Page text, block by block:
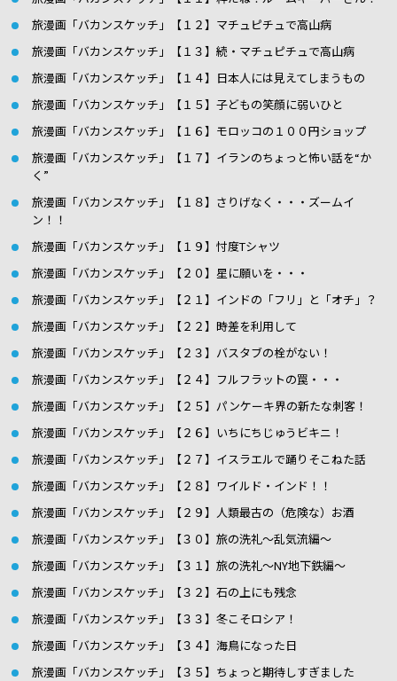
旅漫画「バカンスケッチ」【１２】マチュピチュで高山病
旅漫画「バカンスケッチ」【１３】続・マチュピチュで高山病
旅漫画「バカンスケッチ」【１４】日本人には見えてしまうもの
旅漫画「バカンスケッチ」【１５】子どもの笑顔に弱いひと
旅漫画「バカンスケッチ」【１６】モロッコの１００円ショップ
旅漫画「バカンスケッチ」【１７】イランのちょっと怖い話を“か
く”
旅漫画「バカンスケッチ」【１８】さりげなく・・・ズームイ
ン！！
旅漫画「バカンスケッチ」【１９】忖度Tシャツ
旅漫画「バカンスケッチ」【２０】星に願いを・・・
旅漫画「バカンスケッチ」【２１】インドの「フリ」と「オチ」？
旅漫画「バカンスケッチ」【２２】時差を利用して
旅漫画「バカンスケッチ」【２３】バスタブの栓がない！
旅漫画「バカンスケッチ」【２４】フルフラットの罠・・・
旅漫画「バカンスケッチ」【２５】パンケーキ界の新たな刺客！
旅漫画「バカンスケッチ」【２６】いちにちじゅうビキニ！
旅漫画「バカンスケッチ」【２７】イスラエルで踊りそこねた話
旅漫画「バカンスケッチ」【２８】ワイルド・インド！！
旅漫画「バカンスケッチ」【２９】人類最古の（危険な）お酒
旅漫画「バカンスケッチ」【３０】旅の洗礼〜乱気流編〜
旅漫画「バカンスケッチ」【３１】旅の洗礼〜NY地下鉄編〜
旅漫画「バカンスケッチ」【３２】石の上にも残念
旅漫画「バカンスケッチ」【３３】冬こそロシア！
旅漫画「バカンスケッチ」【３４】海鳥になった日
旅漫画「バカンスケッチ」【３５】ちょっと期待しすぎました